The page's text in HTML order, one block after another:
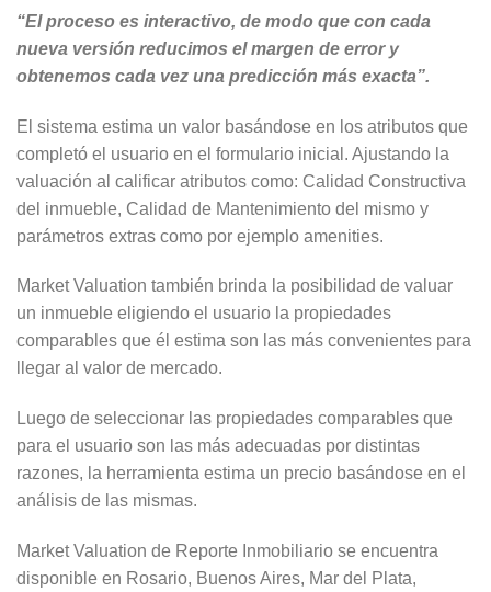
“El proceso es interactivo, de modo que con cada
nueva versión reducimos el margen de error y
obtenemos cada vez una predicción más exacta”.
El sistema estima un valor basándose en los atributos que
completó el usuario en el formulario inicial. Ajustando la
valuación al calificar atributos como: Calidad Constructiva
del inmueble, Calidad de Mantenimiento del mismo y
parámetros extras como por ejemplo amenities.
Market Valuation también brinda la posibilidad de valuar
un inmueble eligiendo el usuario la propiedades
comparables que él estima son las más convenientes para
llegar al valor de mercado.
Luego de seleccionar las propiedades comparables que
para el usuario son las más adecuadas por distintas
razones, la herramienta estima un precio basándose en el
análisis de las mismas.
Market Valuation de Reporte Inmobiliario se encuentra
disponible en Rosario, Buenos Aires, Mar del Plata,